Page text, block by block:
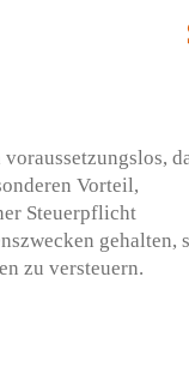
Vorteil,
Steuerpflicht
gehalten,
zu versteuern.